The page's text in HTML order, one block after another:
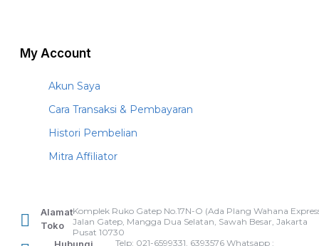
My Account
Akun Saya
Cara Transaksi & Pembayaran
Histori Pembelian
Mitra Affiliator
Alamat
Toko
Komplek Ruko Gatep No.17N-O (Ada Plang Wahana
Jalan Gatep, Mangga Dua Selatan, Sawah Besar, Jakarta
Pusat 10730
Telp: 021-6599331, 6393576 Whatsapp :